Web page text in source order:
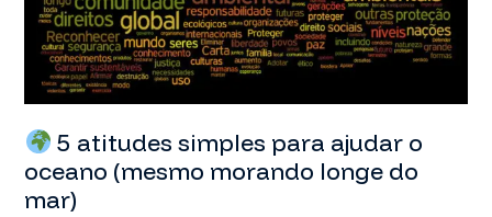
5 atitudes simples para ajudar o
oceano (mesmo morando longe do
mar)